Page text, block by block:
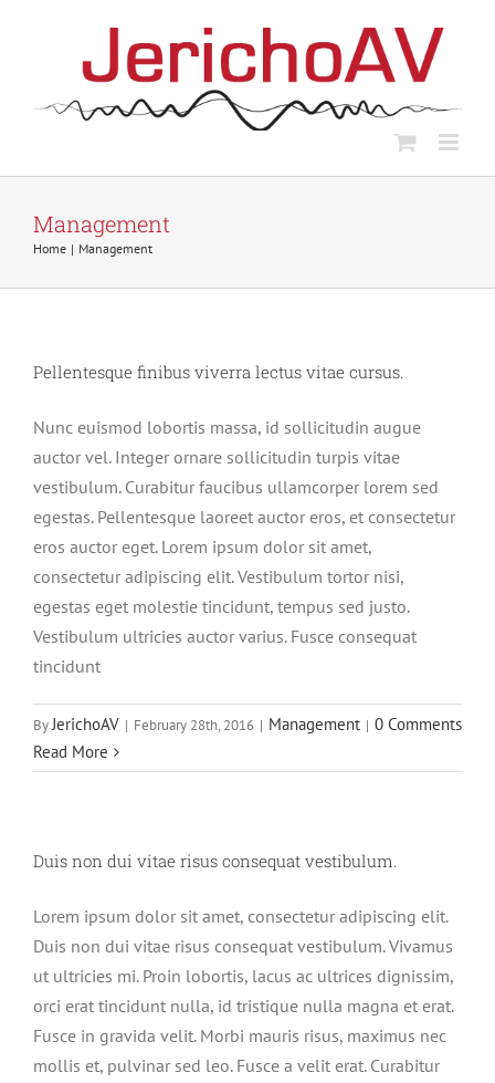
Management
Home Management
Pellentesque finibus viverra lectus vitae cursus.
Nunc euismod lobortis massa, id sollicitudin augue
auctor vel. Integer ornare sollicitudin turpis vitae
vestibulum. Curabitur faucibus ullamcorper lorem sed
egestas. Pellentesque laoreet auctor eros, et consectetur
eros auctor eget. Lorem ipsum dolor sit amet,
consectetur adipiscing elit. Vestibulum tortor nisi,
egestas eget molestie tincidunt, tempus sed justo.
Vestibulum ultricies auctor varius. Fusce consequat
tincidunt
ByJerichoAV | February 28th, 2016 | Management | 0 Comments
Read More
Duis non dui vitae risus consequat vestibulum.
Lorem ipsum dolor sit amet, consectetur adipiscing elit.
Duis non dui vitae risus consequat vestibulum. Vivamus
ut ultricies mi. Proin lobortis, lacus ac ultrices dignissim,
orci erat tincidunt nulla, id tristique nulla magna et erat.
Fusce in gravida velit. Morbi mauris risus, maximus nec
mollis et, pulvinar sed leo. Fusce a velit erat. Curabitur